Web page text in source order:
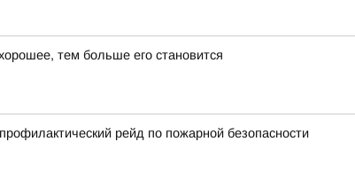
тем больше его становится
рейд по пожарной безопасности